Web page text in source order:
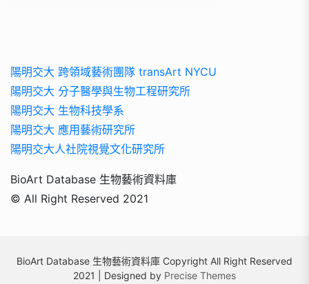
陽明交大 跨領域藝術團隊 transArt NYCU
陽明交大 分子醫學與生物工程研究所
陽明交大 生物科技學系
陽明交大 應用藝術研究所
陽明交大人社院視覺文化研究所
BioArt Database 生物藝術資料庫
© All Right Reserved 2021
BioArt Database 生物藝術資料庫 Copyright All Right Reserved
2021 | Designed by Precise Themes